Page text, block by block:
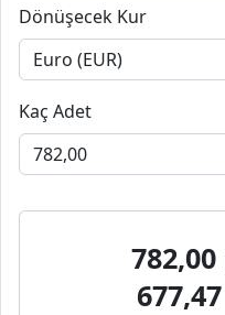
Dönüşecek Kur
Kaç Adet
782,00
677,47